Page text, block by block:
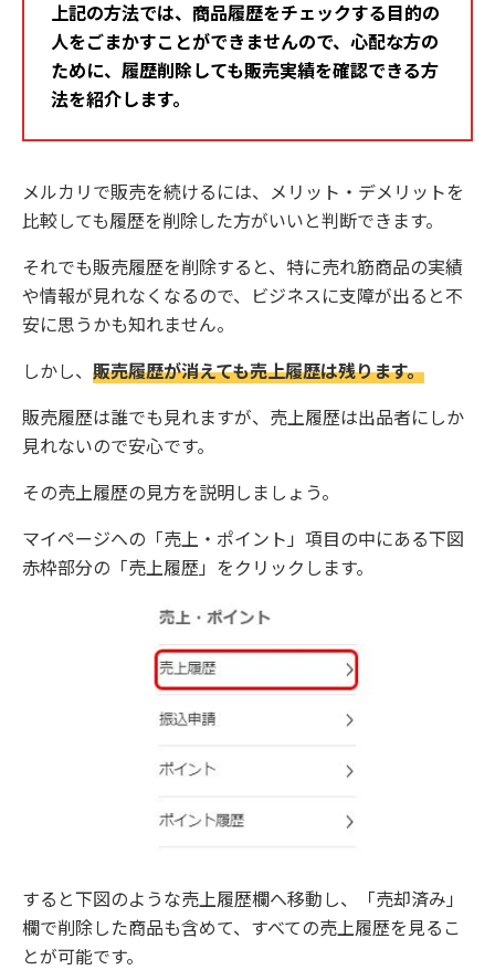
上記の方法では、商品履歴をチェックする目的の
人をごまかすことができませんので、心配な方の
ために、履歴削除しても販売実績を確認できる方
法を紹介します。
メルカリで販売を続けるには、メリット・デメリットを
比較しても履歴を削除した方がいいと判断できます。
それでも販売履歴を削除すると、特に売れ筋商品の実績
や情報が見れなくなるので、ビジネスに支障が出ると不
安に思うかも知れません。
しかし、 販売履歴が消えても売上履歴は残ります。
販売履歴は誰でも見れますが、売上履歴は出品者にしか
見れないので安心です。
その売上履歴の見方を説明しましょう。
マイページへの「売上・ポイント」項目の中にある下図
赤枠部分の「売上履歴」をクリックします。
すると下図のような売上履歴欄へ移動し、「売却済み」
欄で削除した商品も含めて、すべての売上履歴を見るこ
とが可能です。